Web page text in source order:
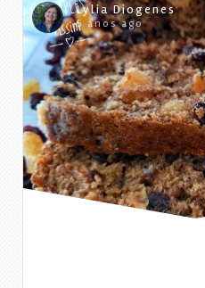
Lylia Diogenes
5 anos ago